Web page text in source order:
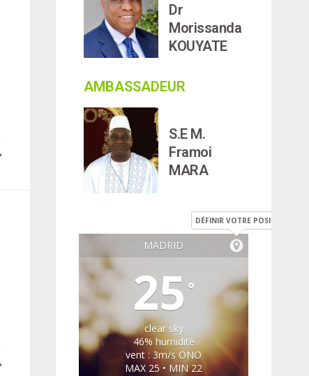
Dr
Morissanda
KOUYATE
AMBASSADEUR
S.E M.
Framoi
MARA
MADRID
DÉFINIR VOTRE POSITION
25 °
clear sky
46% humidité
vent : 3m/s ONO
MAX 25 • MIN 22